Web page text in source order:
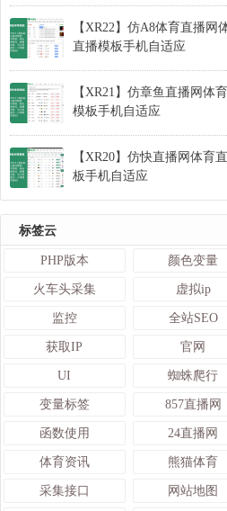
【XR22】仿A8体育直播
直播模板手机自适应
【XR21】仿章鱼直播网体
模板手机自适应
【XR20】仿快直播网体育
板手机自适应
标签云
PHP版本 颜色变量
火车头采集 虚拟ip
监控 全站SEO
获取IP 官网
UI 蜘蛛爬行
变量标签 857直播网
函数使用 24直播网
体育资讯 熊猫体育
采集接口 网站地图